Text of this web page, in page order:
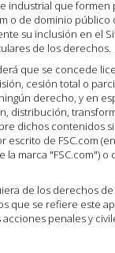
industrial que formen
o de dominio
su inclusión en el
de los derechos.
que se concede
cesión total o
derecho, y en
distribución,
dichos contenidos
escrito de FSC.com
la marca "FSC.com")
de los derechos
que se refiere este
penales y